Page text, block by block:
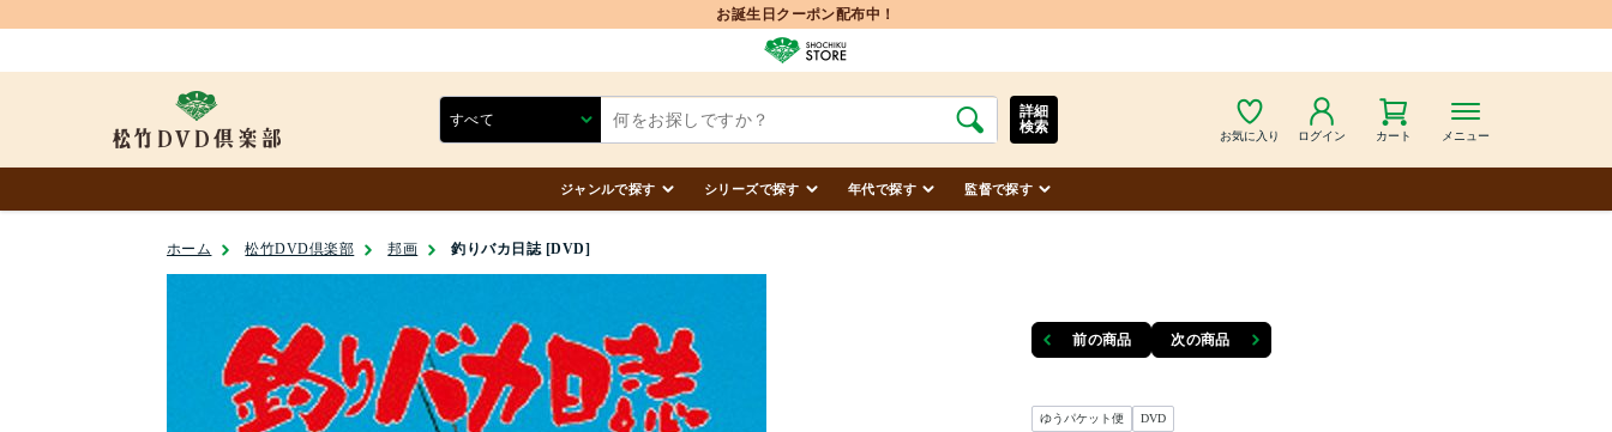
お誕生日クーポン配布中！
お気に入り ログイン カート メニュー
詳細
検索
ジャンルで探す シリーズで探す 年代で探す 監督で探す
ホーム 松竹DVD倶楽部 邦画 釣りバカ日誌 [DVD]
前の商品 次の商品
ゆうパケット便 DVD